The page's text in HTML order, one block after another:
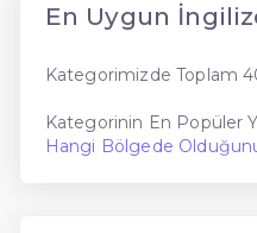
En Uygun
Kategorimizde Toplam
Kategorinin En Popüler
Hangi Bölgede